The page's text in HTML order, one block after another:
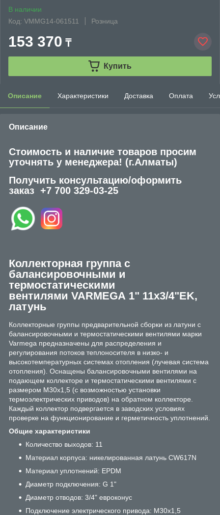
В наличии
Код: VMMG14-061511
Розница
153 370 ₸
Купить
Описание Характеристики Доставка Оплата
Описание
Стоимость и наличие товаров просим
уточнять у менеджера! (г.Алматы)
Получить консультацию/оформить
заказ +7 700 329-03-25
Коллекторная группа с
балансировочными и
термостатическими
вентилями VARMEGA 1" 11x3/4"EK,
латунь
Коллекторные группы предварительной сборки из латуни с
балансировочными и термостатическими вентилями марки
Varmega предназначены для распределения и
регулирования потоков теплоносителя в низко- и
высокотемпературных системах отопления (лучевая система
отопления). Оснащены балансировочными вентилями на
подающем коллекторе и термостатическими вентилями с
размером M30x1,5 (с возможностью установки
термоэлектрических приводов) на обратном коллекторе.
Каждый коллектор подвергается в заводских условиях
проверке на функционирование и герметичность уплотнений.
Общие характеристики
Количество выходов: 11
Материал корпуса: никелированная латунь CW617N
Материал уплотнений: EPDM
Диаметр подключения: G 1"
Диаметр отводов: 3/4" евроконус
Подключение электрического привода: M30x1,5